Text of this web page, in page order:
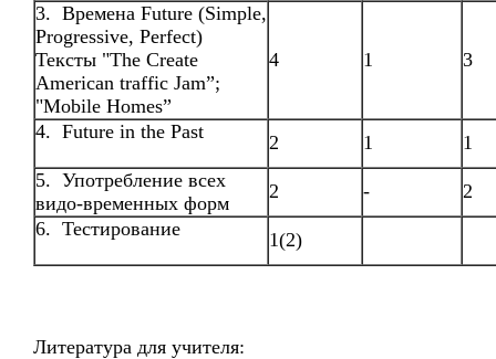
3. Времена Future (Simple,
Progressive, Perfect)
Тексты "The Create
American traffic Jam”;
"Mobile Homes”
4 1 3
4. Future in the Past 2 1
1
5. Употребление всех
видо-временных форм
2 -
2
6. Тестирование
1(2)
Литература для учителя: